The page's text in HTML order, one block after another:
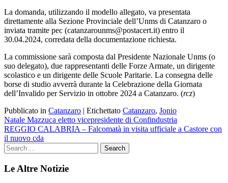
La domanda, utilizzando il modello allegato, va presentata
direttamente alla Sezione Provinciale dell’Unms di Catanzaro o
inviata tramite pec (catanzarounms@postacert.it) entro il
30.04.2024, corredata della documentazione richiesta.
La commissione sarà composta dal Presidente Nazionale Unms (o
suo delegato), due rappresentanti delle Forze Armate, un dirigente
scolastico e un dirigente delle Scuole Paritarie. La consegna delle
borse di studio avverrà durante la Celebrazione della Giornata
dell’Invalido per Servizio in ottobre 2024 a Catanzaro. (rcz)
Pubblicato in Catanzaro | Etichettato Catanzaro, Jonio
Navigazione
articoli
Natale Mazzuca eletto vicepresidente di Confindustria
REGGIO CALABRIA – Falcomatà in visita ufficiale a Castore con
il nuovo cda
Le Altre Notizie